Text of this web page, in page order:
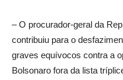
– O procurador-geral da
contribuiu para o
graves equívocos contra a
Bolsonaro fora da lista